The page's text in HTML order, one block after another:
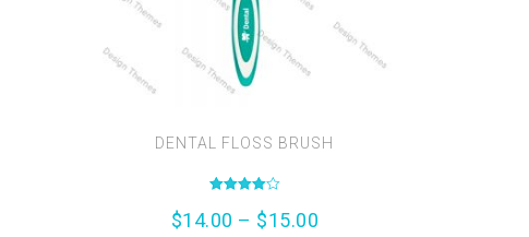
DENTAL FLOSS BRUSH
$14.00 – $15.00
4.00
su 5